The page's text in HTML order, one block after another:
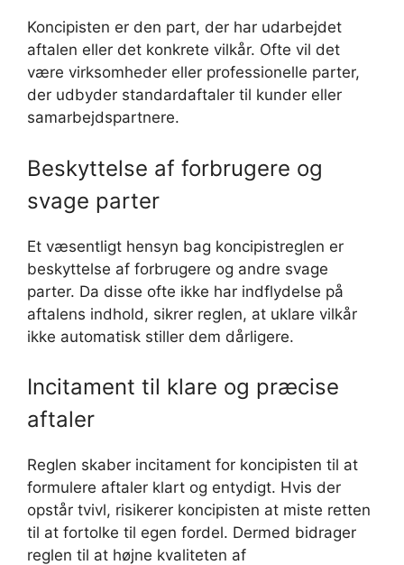
Koncipisten er den part, der har udarbejdet
aftalen eller det konkrete vilkår. Ofte vil det
være virksomheder eller professionelle parter,
der udbyder standardaftaler til kunder eller
samarbejdspartnere.
Beskyttelse af forbrugere og
svage parter
Et væsentligt hensyn bag koncipistreglen er
beskyttelse af forbrugere og andre svage
parter. Da disse ofte ikke har indflydelse på
aftalens indhold, sikrer reglen, at uklare vilkår
ikke automatisk stiller dem dårligere.
Incitament til klare og præcise
aftaler
Reglen skaber incitament for koncipisten til at
formulere aftaler klart og entydigt. Hvis der
opstår tvivl, risikerer koncipisten at miste retten
til at fortolke til egen fordel. Dermed bidrager
reglen til at højne kvaliteten af